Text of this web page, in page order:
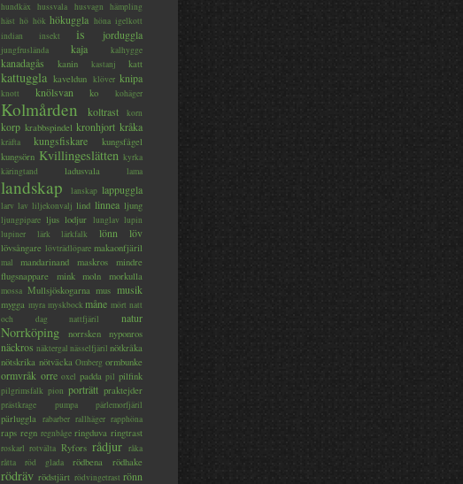
hundkäx
hussvala husvagn
hämpling
häst hö hök hökuggla höna igelkott
indian
insekt is jorduggla
jungfruslända kaja kalhygge
kanadagås kanin kastanj katt
kattuggla kaveldun klöver knipa
knott knölsvan ko kohäger
Kolmården koltrast korn
korp krabbspindel kronhjort kråka
kräfta kungsfiskare
kungsfågel
kungsörn Kvillingeslätten kyrka
käringtand
ladusvala lama
landskap lanskap lappuggla
larv lav liljekonvalj lind linnea ljung
ljungpipare ljus lodjur lunglav lupin
lupiner
lärk lärkfalk lönn löv
lövsångare lövträdlöpare makaonfjäril
mal mandarinand maskros
mindre
flugsnappare
mink moln morkulla
mossa Mullsjöskogarna mus musik
mygga myra myskbock måne mört natt
och dag
nattfjäril natur
Norrköping norrsken nyponros
näckros näktergal nässelfjäril nötkråka
nötskrika nötväcka Omberg ormbunke
ormvråk orre oxel padda pil pilfink
pilgrimsfalk pion porträtt praktejder
prästkrage pumpa pärlemorfjäril
pärluggla rabarber rallhäger rapphöna
raps regn regnbåge ringduva ringtrast
roskarl rotvälta Ryfors rådjur råka
råtta
röd glada rödbena rödhake
rödräv rödstjärt rödvingetrast rönn